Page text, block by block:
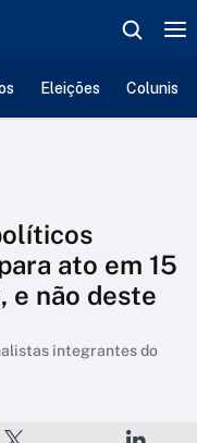
Eleições
ato em 15
e não deste
integrantes do